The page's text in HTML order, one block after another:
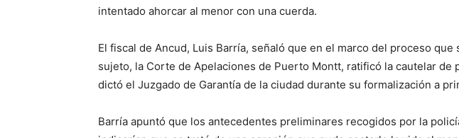
intentado ahorcar al menor con una cuerda.
El fiscal de Ancud, Luis Barría, señaló que en el marco del proceso que
sujeto, la Corte de Apelaciones de Puerto Montt, ratificó la cautelar de
dictó el Juzgado de Garantía de la ciudad durante su formalización a
Barría apuntó que los antecedentes preliminares recogidos por la